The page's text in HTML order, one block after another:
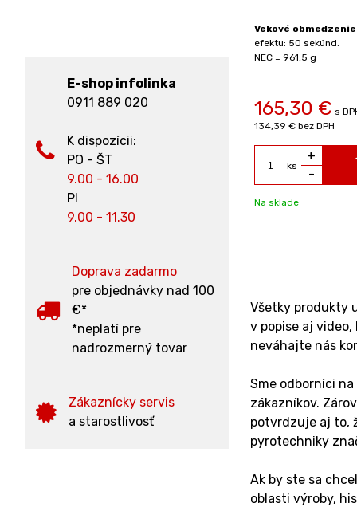
+
Vekové
efektu: 50 sekúnd.
NEC = 961,5 g
165,30 € s
134,39 € bez DPH
ks
+
-
Na sklade
Všetky produkty
v popise aj
neváhajte nás
Sme odborníci
zákazníkov.
potvrdzuje aj to,
pyrotechniky
Ak by ste sa
oblasti výroby,
E-shop infolinka
0911 889 020
K dispozícii:
PO - ŠT
9.00 - 16.00
PI
9.00 - 11.30
Doprava zadarmo
pre objednávky nad 100
€*
*neplatí pre
nadrozmerný tovar
Zákaznícky servis
a starostlivosť